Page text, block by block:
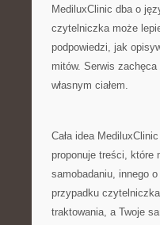
MediluxClinic dba o
czytelniczka może
podpowiedzi, jak
mitów. Serwis
własnym ciałem.
Cała idea
proponuje treści, które
samobadaniu, innego
przypadku
traktowania, a Twoje